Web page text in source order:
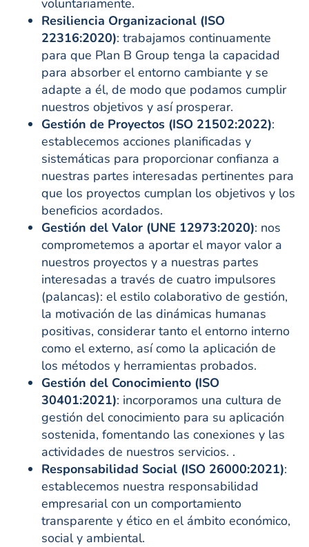
Resiliencia Organizacional (ISO
22316:2020): trabajamos continuamente
para que Plan B Group tenga la capacidad
para absorber el entorno cambiante y se
adapte a él, de modo que podamos cumplir
nuestros objetivos y así prosperar.
Gestión de Proyectos (ISO 21502:2022):
establecemos acciones planificadas y
sistemáticas para proporcionar confianza a
nuestras partes interesadas pertinentes para
que los proyectos cumplan los objetivos y los
beneficios acordados.
Gestión del Valor (UNE 12973:2020): nos
comprometemos a aportar el mayor valor a
nuestros proyectos y a nuestras partes
interesadas a través de cuatro impulsores
(palancas): el estilo colaborativo de gestión,
la motivación de las dinámicas humanas
positivas, considerar tanto el entorno interno
como el externo, así como la aplicación de
los métodos y herramientas probados.
Gestión del Conocimiento (ISO
30401:2021): incorporamos una cultura de
gestión del conocimiento para su aplicación
sostenida, fomentando las conexiones y las
actividades de nuestros servicios. .
Responsabilidad Social (ISO 26000:2021):
establecemos nuestra responsabilidad
empresarial con un comportamiento
transparente y ético en el ámbito económico,
social y ambiental.